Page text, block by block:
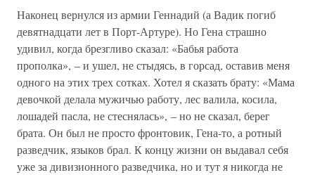
Наконец вернулся из армии Геннадий (а Вадик погиб
девятнадцати лет в Порт-Артуре). Но Гена страшно
удивил, когда брезгливо сказал: «Бабья работа
прополка», – и ушел, не стыдясь, в горсад, оставив меня
одного на этих трех сотках. Хотел я сказать брату: «Мама
девочкой делала мужичью работу, лес валила, косила,
лошадей пасла, не стеснялась», – но не сказал, берег
брата. Он был не просто фронтовик, Гена-то, а ротный
разведчик, языков брал. К концу жизни он выдавал себя
уже за дивизионного разведчика, но и тут я никогда не